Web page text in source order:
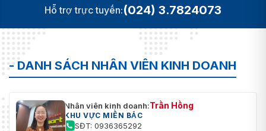
Hỗ trợ trực tuyến:(024) 3.7824073
- DANH SÁCH NHÂN VIÊN KINH DOANH
Nhân viên kinh doanh:Trần Hồng
KHU VỰC MIỀN BẮC
SĐT: 0936365292